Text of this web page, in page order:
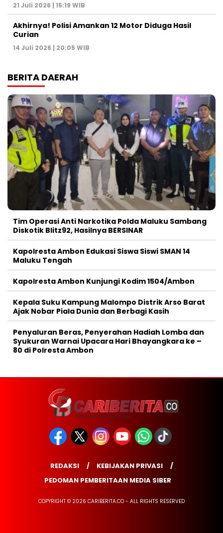
21 Juli 2026 | 15:19 WIB
Akhirnya! Polisi Amankan 12 Motor Diduga Hasil
Curian
14 Juli 2026 | 20:05 WIB
BERITA DAERAH
Tim Operasi Anti Narkotika Polda Maluku Sambang
Diskotik Blitz92, Hasilnya BERSINAR
Kapolresta Ambon Edukasi Siswa Siswi SMAN 14
Maluku Tengah
Kapolresta Ambon Kunjungi Kodim 1504/Ambon
Kepala Suku Kampung Malompo Distrik Arso Barat
Ajak Nobar Piala Dunia dan Berbagi Kasih
Penyaluran Beras, Penyerahan Hadiah Lomba dan
Syukuran Warnai Upacara Hari Bhayangkara ke –
80 di Polresta Ambon
REDAKSI
KEBIJAKAN PRIVASI
PEDOMAN PEMBERITAAN MEDIA SIBER
COPYRIGHT © 2026 CARIBERITA.CO - ALL RIGHTS RESERVED